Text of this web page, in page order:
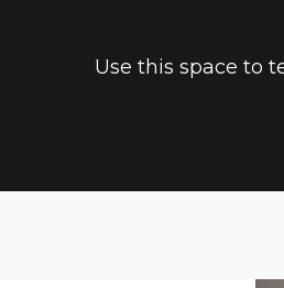
Use this space to